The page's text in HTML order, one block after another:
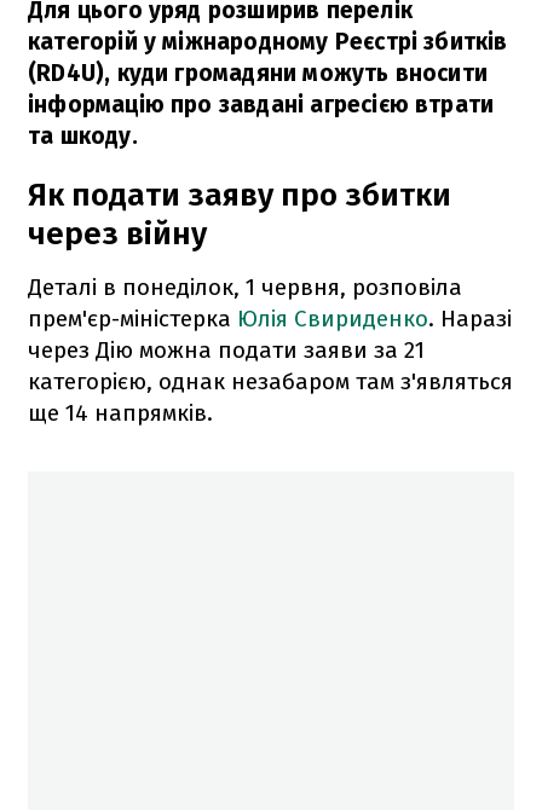
Для цього уряд розширив перелік
категорій у міжнародному Реєстрі збитків
(RD4U), куди громадяни можуть вносити
інформацію про завдані агресією втрати
та шкоду.
Як подати заяву про збитки
через війну
Деталі в понеділок, 1 червня, розповіла
прем'єр-міністерка Юлія Свириденко. Наразі
через Дію можна подати заяви за 21
категорією, однак незабаром там з'являться
ще 14 напрямків.